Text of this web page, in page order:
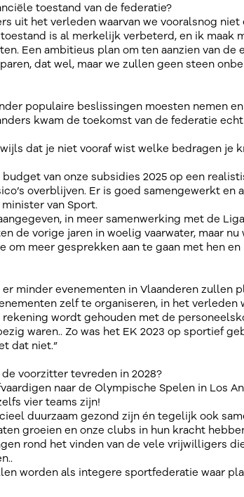
toestand van de federatie?
uit het verleden waarvan we vooralsnog
is al merkelijk verbeterd, en ik maak
Een ambitieus plan om ten aanzien van de
dat wel, maar we zullen geen steen
populaire beslissingen moesten nemen
kwam de toekomst van de federatie echt
dat je niet vooraf wist welke bedragen je
van onze subsidies 2025 op een
overblijven. Er is goed samengewerkt en
van Sport.
in meer samenwerking met de
de vorige jaren in woelig vaarwater, maar
om meer gesprekken aan te gaan met hen
minder evenementen in Vlaanderen zullen
zelf te organiseren, in het verleden
wordt gehouden met de
waren.. Zo was het EK 2023 op sportief
dat niet.”
voorzitter tevreden in 2028?
naar de Olympische Spelen in Los
vier teams zijn!
duurzaam gezond zijn én tegelijk ook
groeien en onze clubs in hun kracht
rond het vinden van de vele vrijwilligers
worden als integere sportfederatie waar